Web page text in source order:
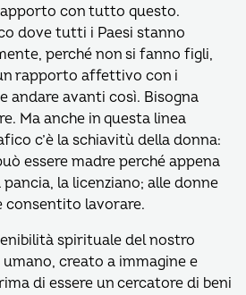
con tutto questo.
dove tutti i Paesi stanno
perché non si fanno figli,
rapporto affettivo con i
andare avanti così. Bisogna
Ma anche in questa linea
c’è la schiavitù della donna:
essere madre perché appena
la licenziano; alle donne
consentito lavorare.
spirituale del nostro
umano, creato a immagine e
di essere un cercatore di beni